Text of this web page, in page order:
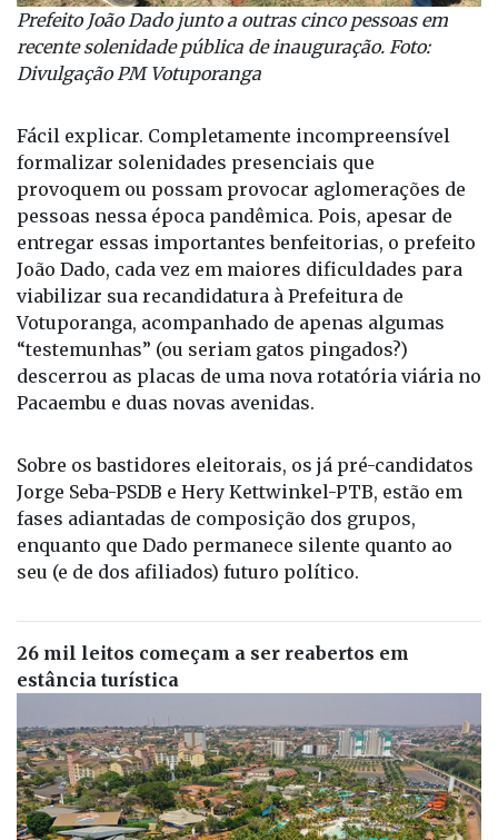
Prefeito João Dado junto a outras cinco pessoas em
recente solenidade pública de inauguração. Foto:
Divulgação PM Votuporanga
Fácil explicar. Completamente incompreensível
formalizar solenidades presenciais que
provoquem ou possam provocar aglomerações de
pessoas nessa época pandêmica. Pois, apesar de
entregar essas importantes benfeitorias, o prefeito
João Dado, cada vez em maiores dificuldades para
viabilizar sua recandidatura à Prefeitura de
Votuporanga, acompanhado de apenas algumas
“testemunhas” (ou seriam gatos pingados?)
descerrou as placas de uma nova rotatória viária no
Pacaembu e duas novas avenidas.
Sobre os bastidores eleitorais, os já pré-candidatos
Jorge Seba-PSDB e Hery Kettwinkel-PTB, estão em
fases adiantadas de composição dos grupos,
enquanto que Dado permanece silente quanto ao
seu (e de dos afiliados) futuro político.
26 mil leitos começam a ser reabertos em
estância turística